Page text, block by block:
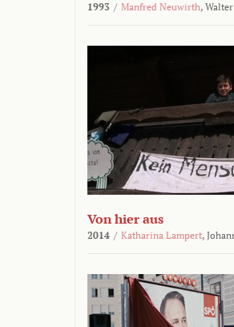
1993 / Manfred Neuwirth,
Von hier aus
2014 / Katharina Lampert,